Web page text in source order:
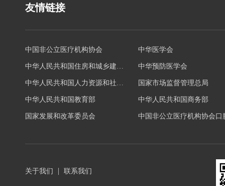
友情链接
中国非公立医疗机构协会 中华医学会
中华人民共和国住房和城乡建设部 中华预防医学会
中华人民共和国人力资源和社会保障部 国家市场监督管理总局
中华人民共和国教育部 中华人民共和国商务部
国家发展和改革委员会
关于我们 联系我们